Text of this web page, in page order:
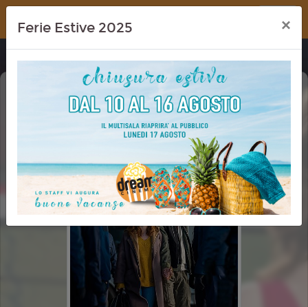
Dream Cinema
DISCLOSURE DAY
Ferie Estive 2025 ×